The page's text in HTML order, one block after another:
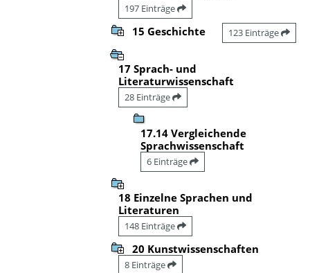
197 Einträge
15 Geschichte 123 Einträge
17 Sprach- und
Literaturwissenschaft
28 Einträge
17.14 Vergleichende
Sprachwissenschaft
6 Einträge
18 Einzelne Sprachen und
Literaturen
148 Einträge
20 Kunstwissenschaften
8 Einträge